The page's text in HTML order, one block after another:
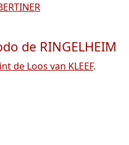
de RINGELHEIM
de Loos van KLEEF.